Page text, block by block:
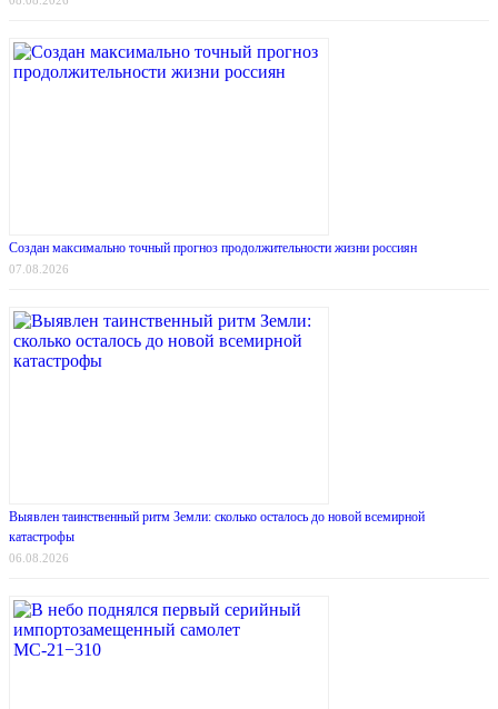
Создан максимально точный прогноз продолжительности жизни россиян
07.08.2026
Выявлен таинственный ритм Земли: сколько осталось до новой всемирной
катастрофы
06.08.2026